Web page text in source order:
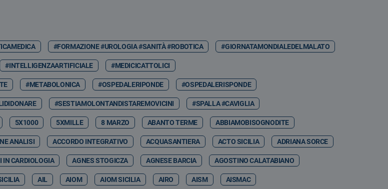
#FORMAZIONE #UROLOGIA #SANITÀ #ROBOTICA #GIORNATAMONDIALEDELMALATO
#INTELLIGENZAARTIFICIALE #MEDICICATTOLICI
#METABOLONICA #OSPEDALERIPONDE #OSPEDALERISPONDE
#SESTIAMOLONTANDISTAREMOVICINI #SPALLA #CAVIGLIA
5X1000 5XMILLE 8 MARZO ABANTO TERME ABBIAMOBISOGNODITE
ANALISI ACCORDO INTEGRATIVO ACQUASANTIERA ACTO SICILIA ADRIANA SORCE
IN CARDIOLOGIA AGNES STOGICZA AGNESE BARCIA AGOSTINO CALATABIANO
AIL AIOM AIOM SICILIA AIRO AISM AISMAC